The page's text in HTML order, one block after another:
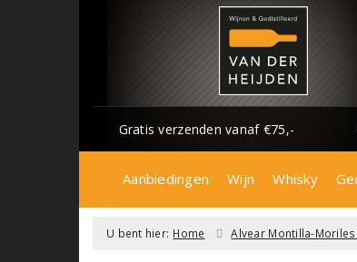
Gratis verzenden vanaf €75,-
Aanbiedingen Wijn Whisky
U bent hier: Home Alvear Montilla-Moriles